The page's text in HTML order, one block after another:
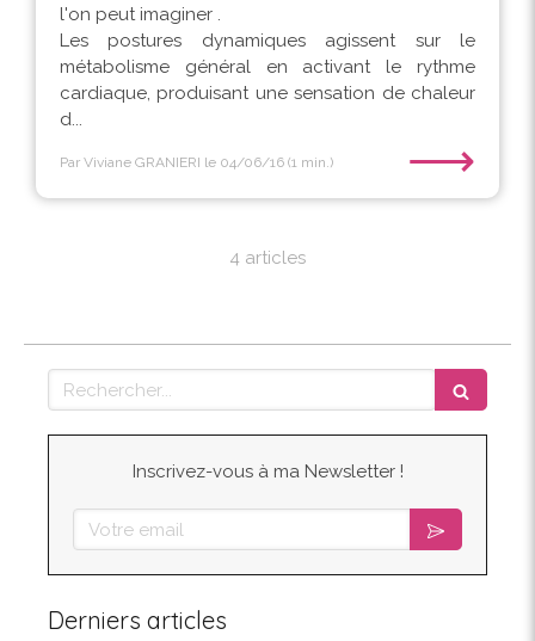
l'on peut imaginer .
Les postures dynamiques agissent sur le
métabolisme général en activant le rythme
cardiaque, produisant une sensation de chaleur
d...
Par Viviane GRANIERI le 04/06/16 (1 min.) ⟶
4 articles
Rechercher
Inscrivez-vous à ma Newsletter !
Votre email
Derniers articles